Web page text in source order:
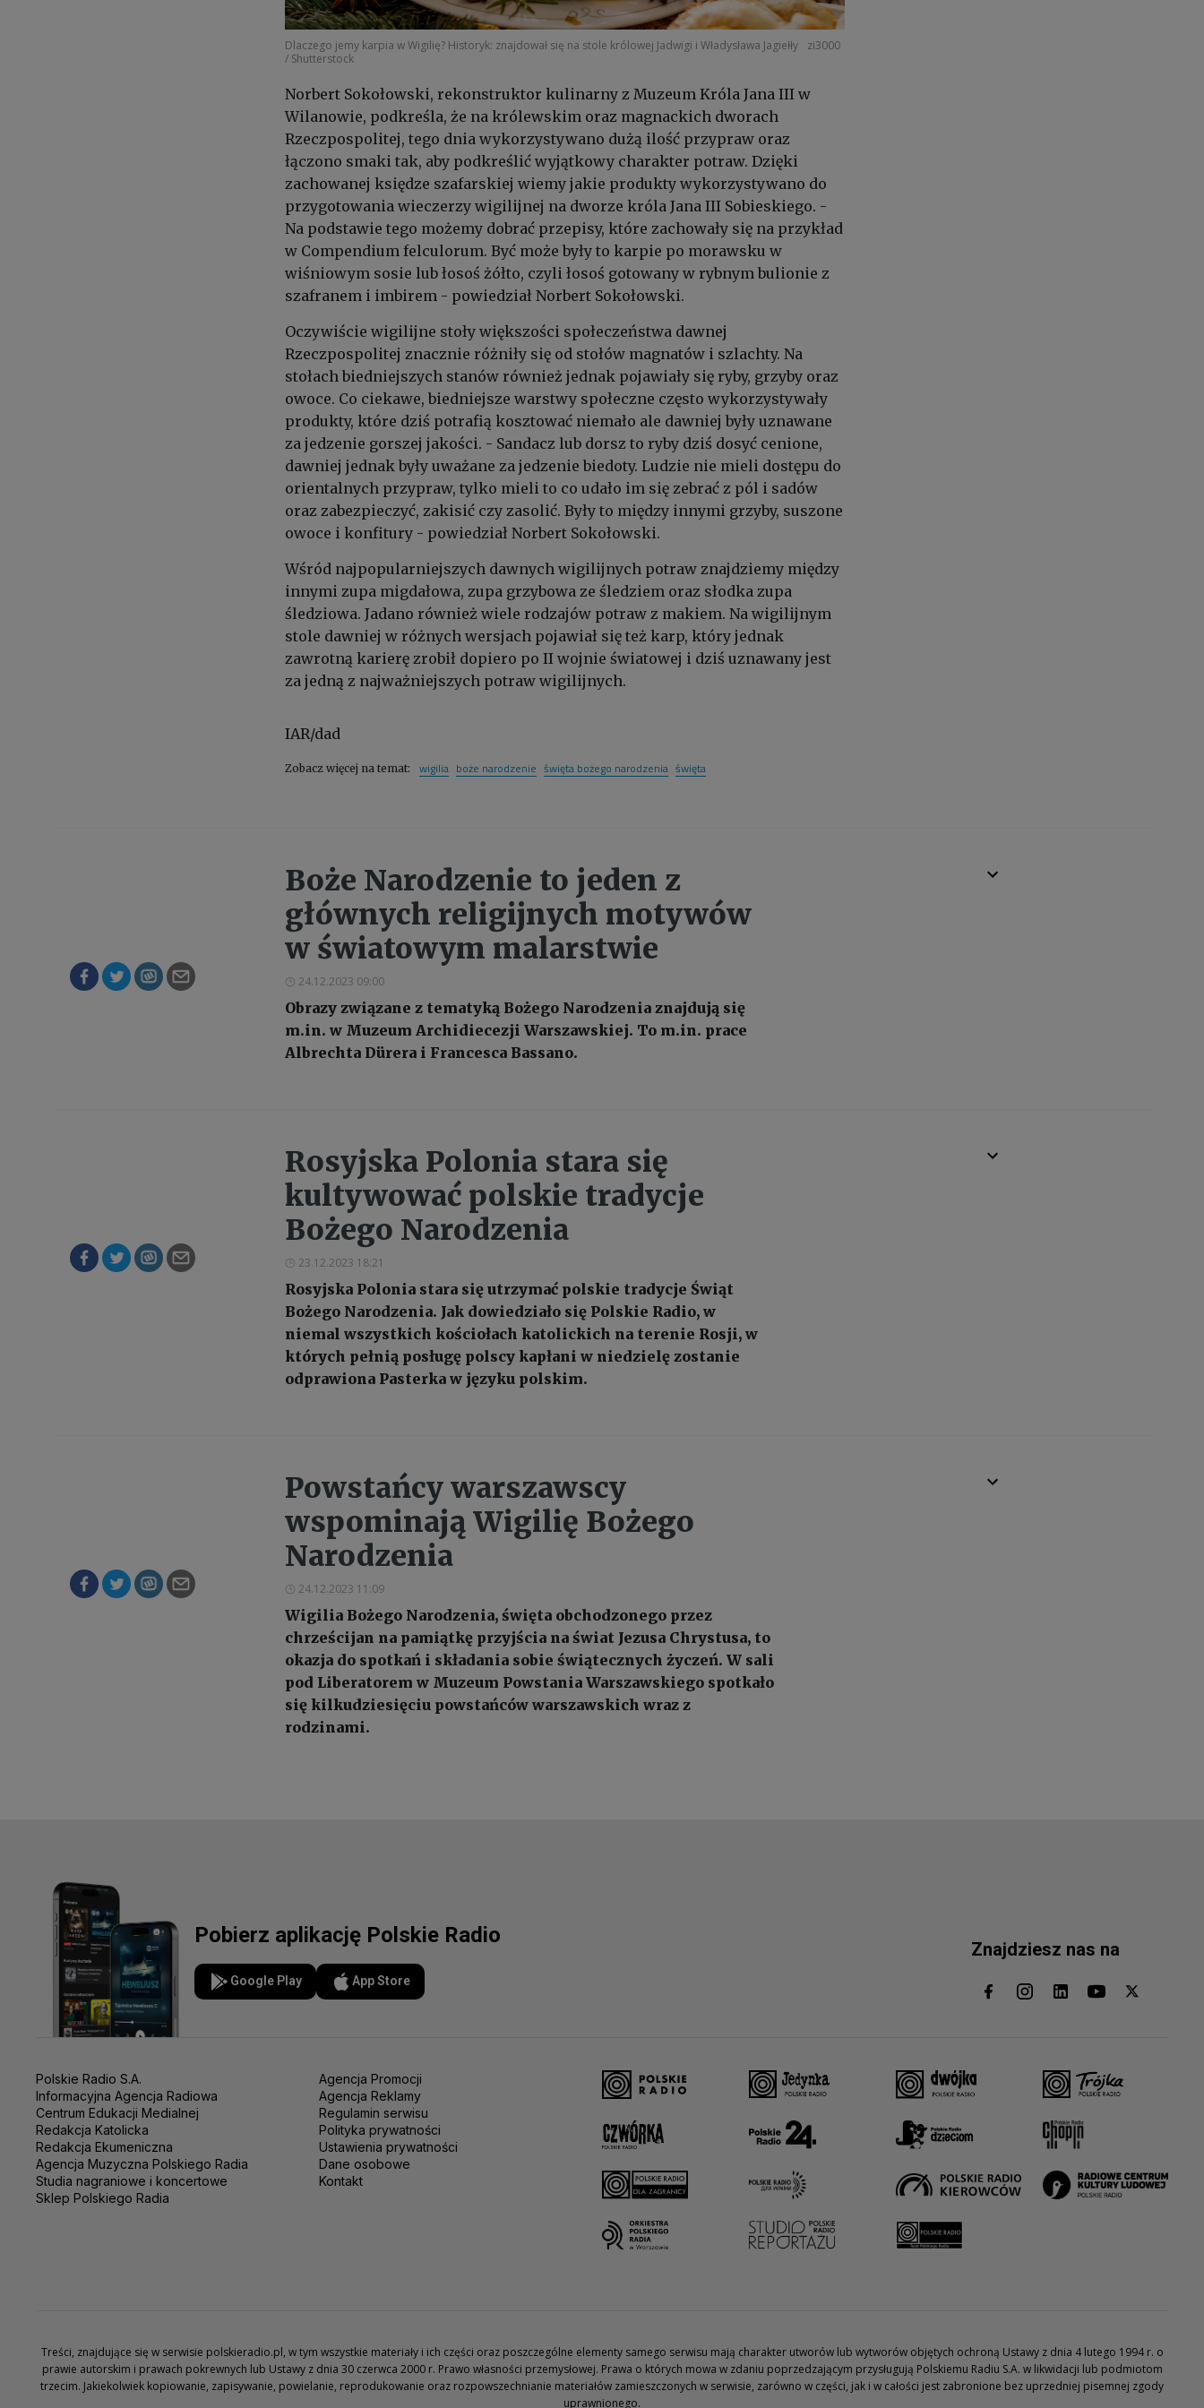
Dlaczego jemy karpia w Wigilię? Historyk: znajdował się na stole królowej Jadwigi i Władysława Jagiełły
zi3000
/ Shutterstock
Norbert Sokołowski, rekonstruktor kulinarny z Muzeum Króla Jana III w
Wilanowie, podkreśla, że na królewskim oraz magnackich dworach
Rzeczpospolitej, tego dnia wykorzystywano dużą ilość przypraw oraz
łączono smaki tak, aby podkreślić wyjątkowy charakter potraw. Dzięki
zachowanej księdze szafarskiej wiemy jakie produkty wykorzystywano do
przygotowania wieczerzy wigilijnej na dworze króla Jana III Sobieskiego. -
Na podstawie tego możemy dobrać przepisy, które zachowały się na przykład
w Compendium felculorum. Być może były to karpie po morawsku w
wiśniowym sosie lub łosoś żółto, czyli łosoś gotowany w rybnym bulionie z
szafranem i imbirem - powiedział Norbert Sokołowski.
Oczywiście wigilijne stoły większości społeczeństwa dawnej
Rzeczpospolitej znacznie różniły się od stołów magnatów i szlachty. Na
stołach biedniejszych stanów również jednak pojawiały się ryby, grzyby oraz
owoce. Co ciekawe, biedniejsze warstwy społeczne często wykorzystywały
produkty, które dziś potrafią kosztować niemało ale dawniej były uznawane
za jedzenie gorszej jakości. - Sandacz lub dorsz to ryby dziś dosyć cenione,
dawniej jednak były uważane za jedzenie biedoty. Ludzie nie mieli dostępu do
orientalnych przypraw, tylko mieli to co udało im się zebrać z pól i sadów
oraz zabezpieczyć, zakisić czy zasolić. Były to między innymi grzyby, suszone
owoce i konfitury - powiedział Norbert Sokołowski.
Wśród najpopularniejszych dawnych wigilijnych potraw znajdziemy między
innymi zupa migdałowa, zupa grzybowa ze śledziem oraz słodka zupa
śledziowa. Jadano również wiele rodzajów potraw z makiem. Na wigilijnym
stole dawniej w różnych wersjach pojawiał się też karp, który jednak
zawrotną karierę zrobił dopiero po II wojnie światowej i dziś uznawany jest
za jedną z najważniejszych potraw wigilijnych.
IAR/dad
Zobacz więcej na temat: wigilia boże narodzenie święta bożego narodzenia święta
Boże Narodzenie to jeden z
głównych religijnych motywów
w światowym malarstwie
24.12.2023 09:00
Obrazy związane z tematyką Bożego Narodzenia znajdują się
m.in. w Muzeum Archidiecezji Warszawskiej. To m.in. prace
Albrechta Dürera i Francesca Bassano.
Rosyjska Polonia stara się
kultywować polskie tradycje
Bożego Narodzenia
23.12.2023 18:21
Rosyjska Polonia stara się utrzymać polskie tradycje Świąt
Bożego Narodzenia. Jak dowiedziało się Polskie Radio, w
niemal wszystkich kościołach katolickich na terenie Rosji, w
których pełnią posługę polscy kapłani w niedzielę zostanie
odprawiona Pasterka w języku polskim.
Powstańcy warszawscy
wspominają Wigilię Bożego
Narodzenia
24.12.2023 11:09
Wigilia Bożego Narodzenia, święta obchodzonego przez
chrześcijan na pamiątkę przyjścia na świat Jezusa Chrystusa, to
okazja do spotkań i składania sobie świątecznych życzeń. W sali
pod Liberatorem w Muzeum Powstania Warszawskiego spotkało
się kilkudziesięciu powstańców warszawskich wraz z
rodzinami.
Pobierz aplikację Polskie Radio
Google Play App Store
Znajdziesz nas na
Polskie Radio S.A.
Informacyjna Agencja Radiowa
Centrum Edukacji Medialnej
Redakcja Katolicka
Redakcja Ekumeniczna
Agencja Muzyczna Polskiego Radia
Studia nagraniowe i koncertowe
Sklep Polskiego Radia
Agencja Promocji
Agencja Reklamy
Regulamin serwisu
Polityka prywatności
Ustawienia prywatności
Dane osobowe
Kontakt
Treści, znajdujące się w serwisie polskieradio.pl, w tym wszystkie materiały i ich części oraz poszczególne elementy samego serwisu mają charakter utworów lub wytworów objętych ochroną Ustawy z dnia 4 lutego 1994 r. o
prawie autorskim i prawach pokrewnych lub Ustawy z dnia 30 czerwca 2000 r. Prawo własności przemysłowej. Prawa o których mowa w zdaniu poprzedzającym przysługują Polskiemu Radiu S.A. w likwidacji lub podmiotom
trzecim. Jakiekolwiek kopiowanie, zapisywanie, powielanie, reprodukowanie oraz rozpowszechnianie materiałów zamieszczonych w serwisie, zarówno w części, jak i w całości jest zabronione bez uprzedniej pisemnej zgody
uprawnionego.